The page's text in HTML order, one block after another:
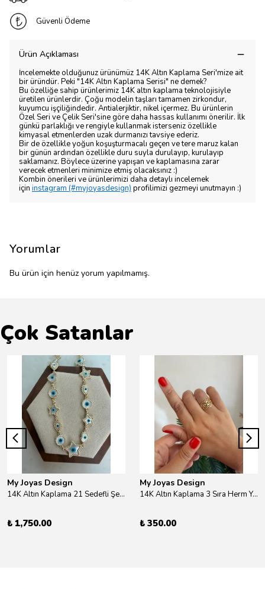
Güvenli Ödeme
Ürün Açıklaması
İncelemekte olduğunuz ürünümüz 14K Altın Kaplama Seri'mize ait
bir üründür. Peki "14K Altın Kaplama Serisi" ne demek?
Bu özelliğe sahip ürünlerimiz 14K altın kaplama teknolojisiyle
üretilen ürünlerdir. Çoğu modelin taşları tamamen zirkondur,
kuyumcu işçiliğindedir. Antialerjiktir, nikel içermez. Bu ürünlerin
Özel Seri ve Çelik Seri'sine göre daha hassas kullanımı önerilir. İlk
günkü parlaklığı ve rengiyle kullanmak isterseniz özellikle
kimyasal etmenlerden uzak durmanızı tavsiye ederiz.
Bir de özellikle yoğun koşuşturmacalı geçen ve tere maruz kalan
bir günün ardından özellikle duru suyla durulayıp, kurulayıp
saklamanız. Böylece üzerine yapışan ve kaplamasına zarar
verecek etmenleri minimize etmiş olacaksınız :)
Kombin önerileri ve ürünlerimizi daha detaylı incelemek
için instagram (#myjoyasdesign) profilimizi gezmeyi unutmayın :)
Yorumlar
Bu ürün için henüz yorum yapılmamış.
Çok Satanlar
My Joyas Design
14K Altın Kaplama 21 Sedefli Şekiller Kolye 46cm
₺ 1,750.00
My Joyas Design
14K Altın Kaplama 3 Sıra Herm Yüzük Gold
₺ 350.00